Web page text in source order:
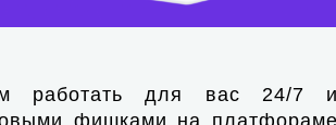
работать для вас 24/7
фишками на